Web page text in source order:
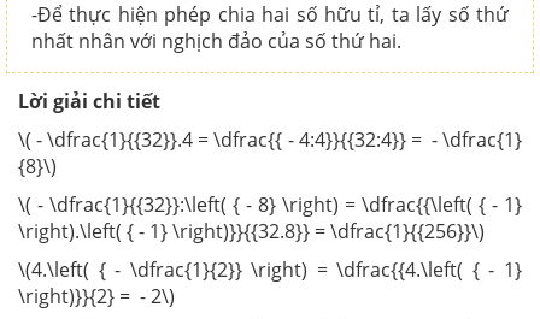
-Để thực hiện phép chia hai số hữu tỉ, ta lấy số thứ
nhất nhân với nghịch đảo của số thứ hai.
Lời giải chi tiết
\( - \dfrac{1}{{32}}.4 = \dfrac{{ - 4:4}}{{32:4}} = - \dfrac{1}
{8}\)
\( - \dfrac{1}{{32}}:\left( { - 8} \right) = \dfrac{{\left( { - 1}
\right).\left( { - 1} \right)}}{{32.8}} = \dfrac{1}{{256}}\)
\(4.\left( { - \dfrac{1}{2}} \right) = \dfrac{{4.\left( { - 1}
\right)}}{2} = - 2\)